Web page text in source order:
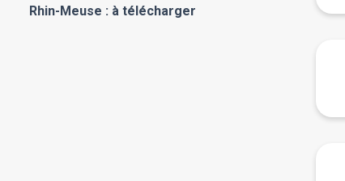
Rhin-Meuse : à télécharger